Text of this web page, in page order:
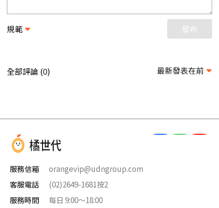
規範 發布
全部評論 (0) 最新發表在前
服務信箱
orangevip@udngroup.com
客服電話
(02)2649-1681按2
服務時間
每日 9:00～18:00